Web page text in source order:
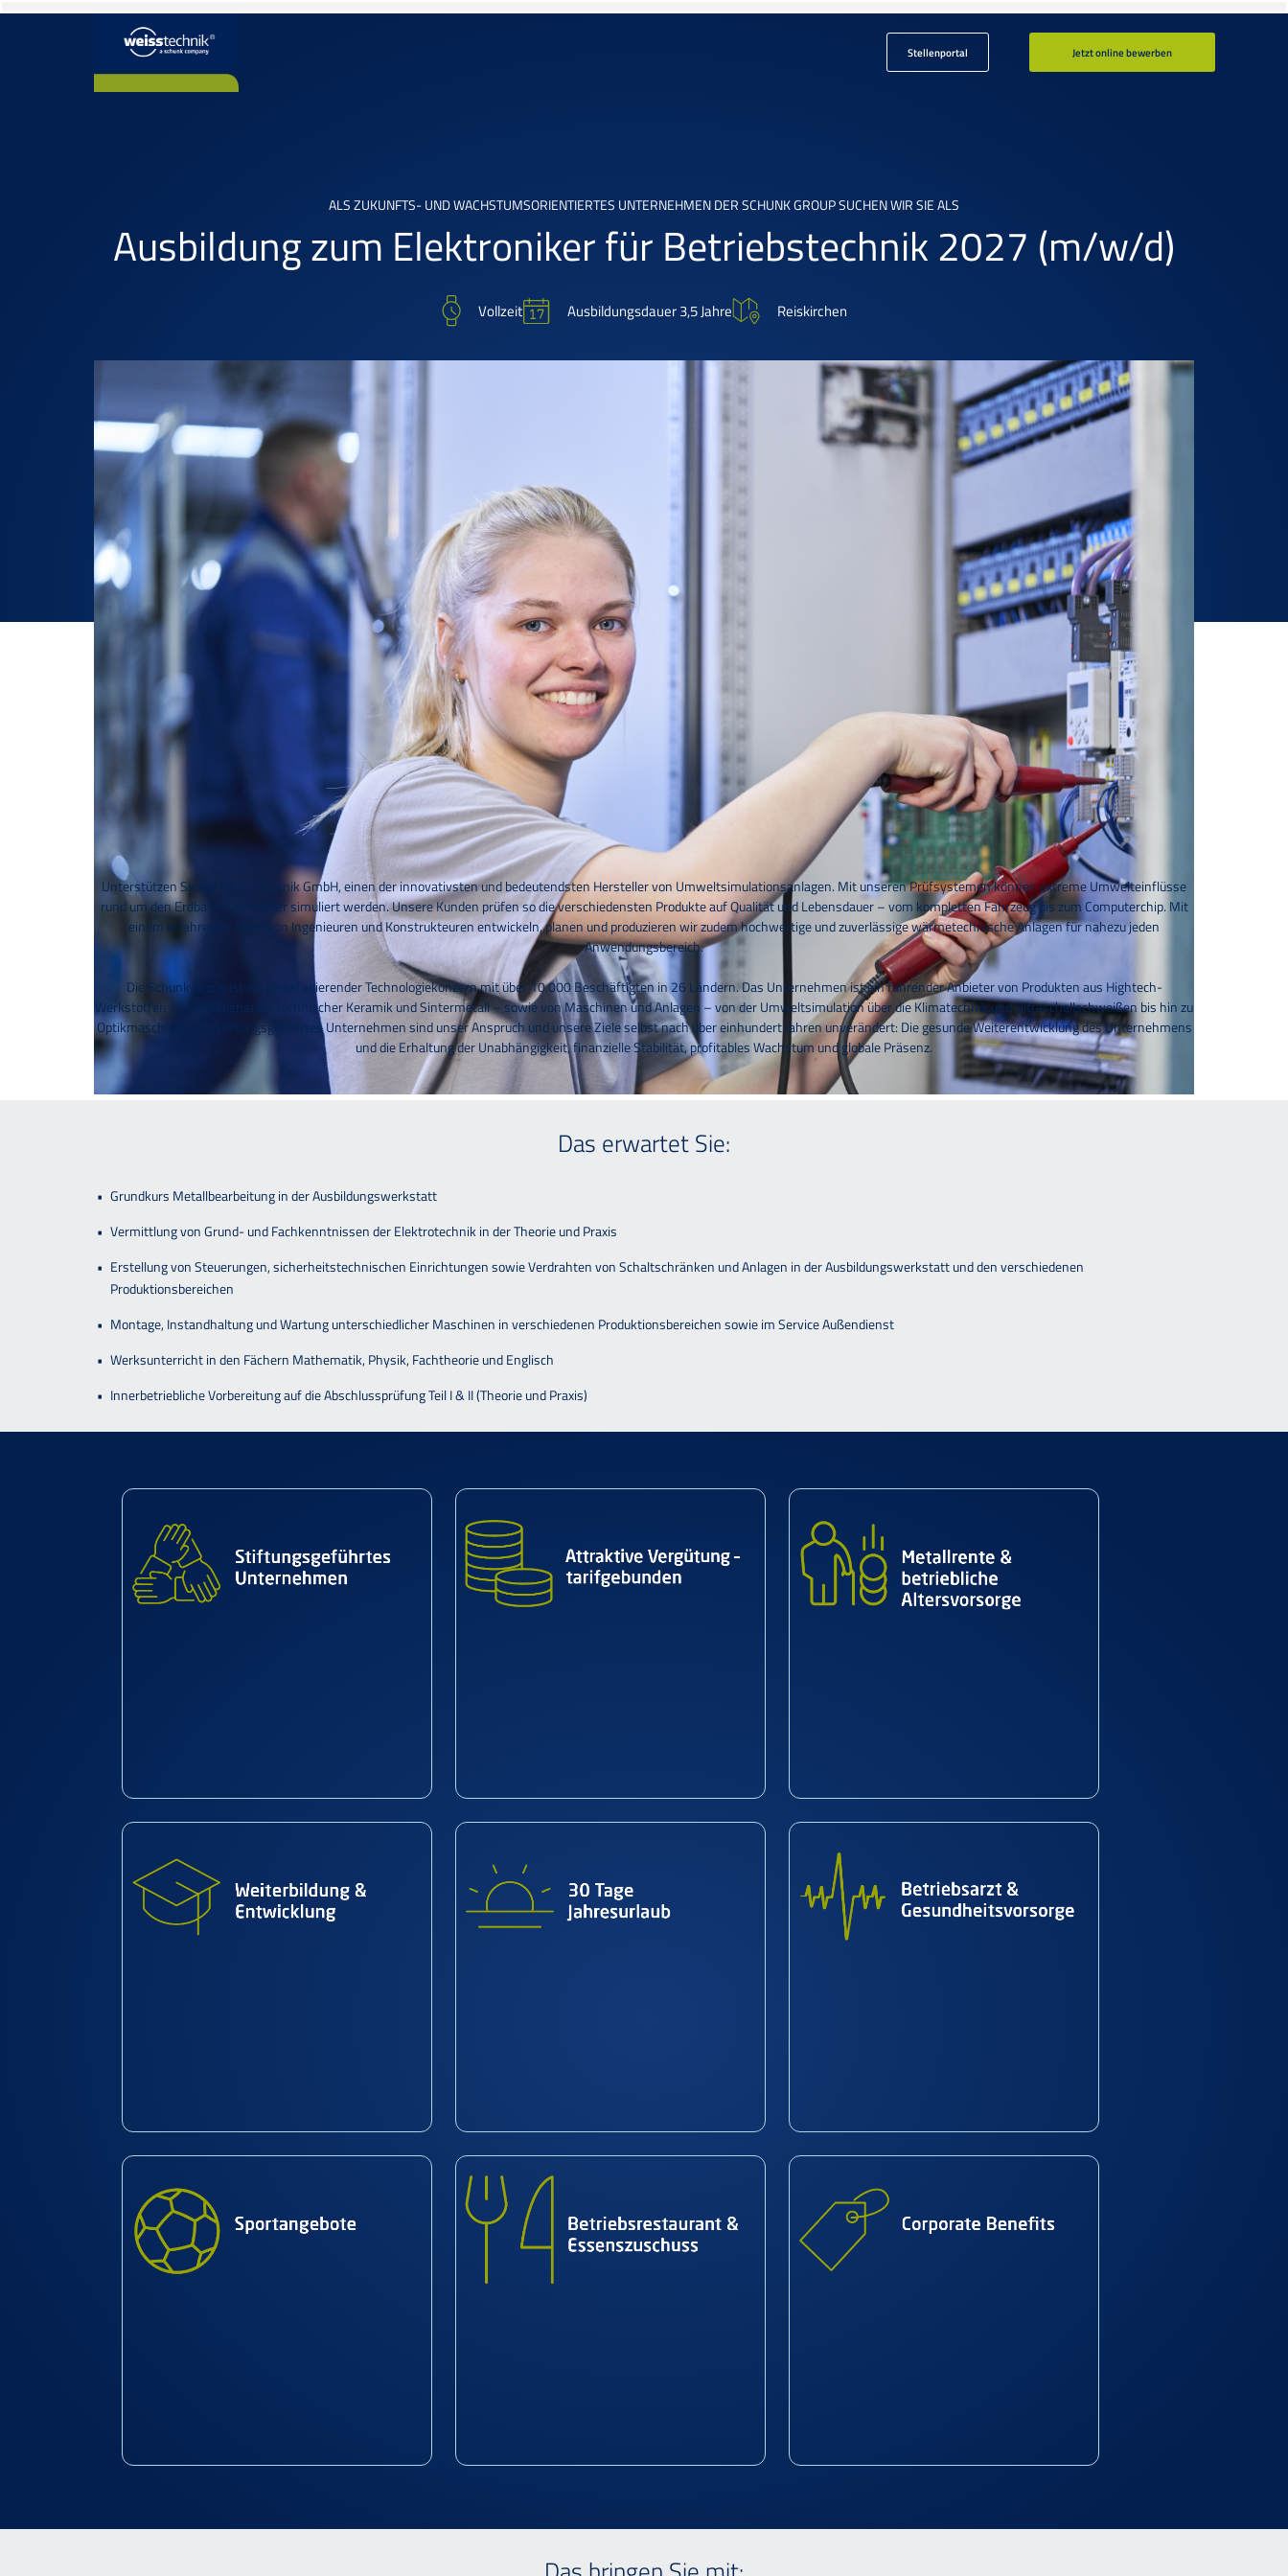
Stellenportal Jetzt online bewerben
ALS ZUKUNFTS- UND WACHSTUMSORIENTIERTES UNTERNEHMEN DER SCHUNK GROUP SUCHEN WIR SIE ALS
Ausbildung zum Elektroniker für Betriebstechnik 2027 (m/w/d)
Vollzeit Ausbildungsdauer 3,5 Jahre Reiskirchen
Unterstützen Sie die Weiss Technik GmbH, einen der innovativsten und bedeutendsten Hersteller von Umweltsimulationsanlagen. Mit unseren Prüfsystemen können extreme Umwelteinflüsse
rund um den Erdball im Zeitraffer simuliert werden. Unsere Kunden prüfen so die verschiedensten Produkte auf Qualität und Lebensdauer – vom kompletten Fahrzeug bis zum Computerchip. Mit
einem erfahrenen Team von Ingenieuren und Konstrukteuren entwickeln, planen und produzieren wir zudem hochwertige und zuverlässige wärmetechnische Anlagen für nahezu jeden
Anwendungsbereich.
Die Schunk Group ist ein global agierender Technologiekonzern mit über 10.000 Beschäftigten in 26 Ländern. Das Unternehmen ist ein führender Anbieter von Produkten aus Hightech-
Werkstoffen – wie Kohlenstoff, technischer Keramik und Sintermetall – sowie von Maschinen und Anlagen – von der Umweltsimulation über die Klimatechnik und Ultraschallschweißen bis hin zu
Optikmaschinen. Als stiftungsgeführtes Unternehmen sind unser Anspruch und unsere Ziele selbst nach über einhundert Jahren unverändert: Die gesunde Weiterentwicklung des Unternehmens
und die Erhaltung der Unabhängigkeit, finanzielle Stabilität, profitables Wachstum und globale Präsenz.
Das erwartet Sie:
Grundkurs Metallbearbeitung in der Ausbildungswerkstatt
Vermittlung von Grund- und Fachkenntnissen der Elektrotechnik in der Theorie und Praxis
Erstellung von Steuerungen, sicherheitstechnischen Einrichtungen sowie Verdrahten von Schaltschränken und Anlagen in der Ausbildungswerkstatt und den verschiedenen
Produktionsbereichen
Montage, Instandhaltung und Wartung unterschiedlicher Maschinen in verschiedenen Produktionsbereichen sowie im Service Außendienst
Werksunterricht in den Fächern Mathematik, Physik, Fachtheorie und Englisch
Innerbetriebliche Vorbereitung auf die Abschlussprüfung Teil I & II (Theorie und Praxis)